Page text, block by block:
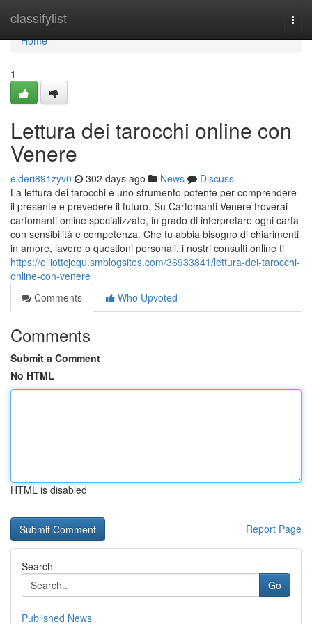
classifylist
Home
Home
1
Lettura dei tarocchi online con
Venere
elderi891zyv0 302 days ago News
Discuss
La lettura dei tarocchi è uno strumento potente per comprendere
il presente e prevedere il futuro. Su Cartomanti Venere troverai
cartomanti online specializzate, in grado di interpretare ogni carta
con sensibilità e competenza. Che tu abbia bisogno di chiarimenti
in amore, lavoro o questioni personali, i nostri consulti online ti
https://elliottcjoqu.smblogsites.com/36933841/lettura-dei-tarocchi-
online-con-venere
Comments
Who Upvoted
Comments
Submit a Comment
No HTML
HTML is disabled
Report Page
Search
Go
Published News